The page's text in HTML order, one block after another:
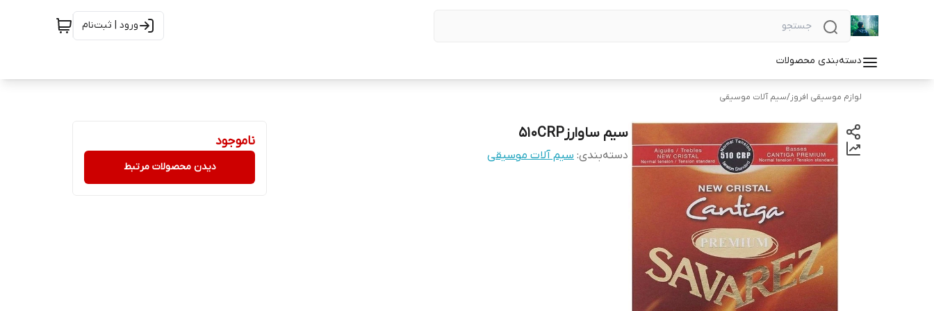
ورود | ثبت‌نام
دسته‌بندی محصولات
لوازم موسیقی افروز/سیم آلات موسیقی
سیم ساوارز510CRP
دسته‌بندی: سیم آلات موسیقی
ناموجود
دیدن محصولات مرتبط